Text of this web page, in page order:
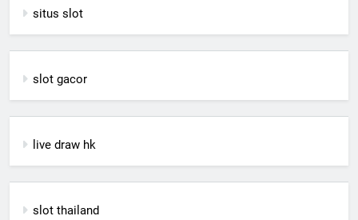
situs slot
slot gacor
live draw hk
slot thailand